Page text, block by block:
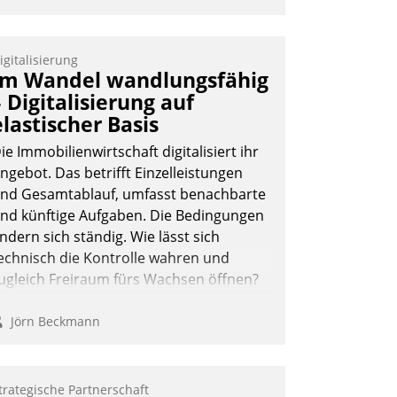
Wandel wandlungsfähig
Digitalisierung auf
Basis
Immobilienwirtschaft digitalisiert ihr
Das betrifft Einzelleistungen
Gesamtablauf, umfasst benachbarte
künftige Aufgaben. Die Bedingungen
sich ständig. Wie lässt sich
die Kontrolle wahren und
Freiraum fürs Wachsen öffnen?
Jörn Beckmann
Partnerschaft